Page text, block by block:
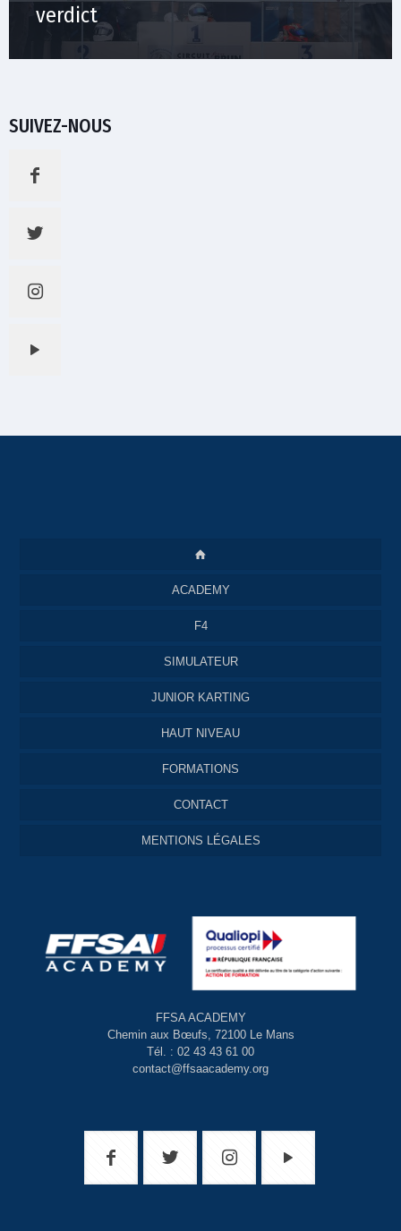
verdict
SUIVEZ-NOUS
ACADEMY
F4
SIMULATEUR
JUNIOR KARTING
HAUT NIVEAU
FORMATIONS
CONTACT
MENTIONS LÉGALES
FFSA ACADEMY
Chemin aux Bœufs, 72100 Le Mans
Tél. : 02 43 43 61 00
contact@ffsaacademy.org